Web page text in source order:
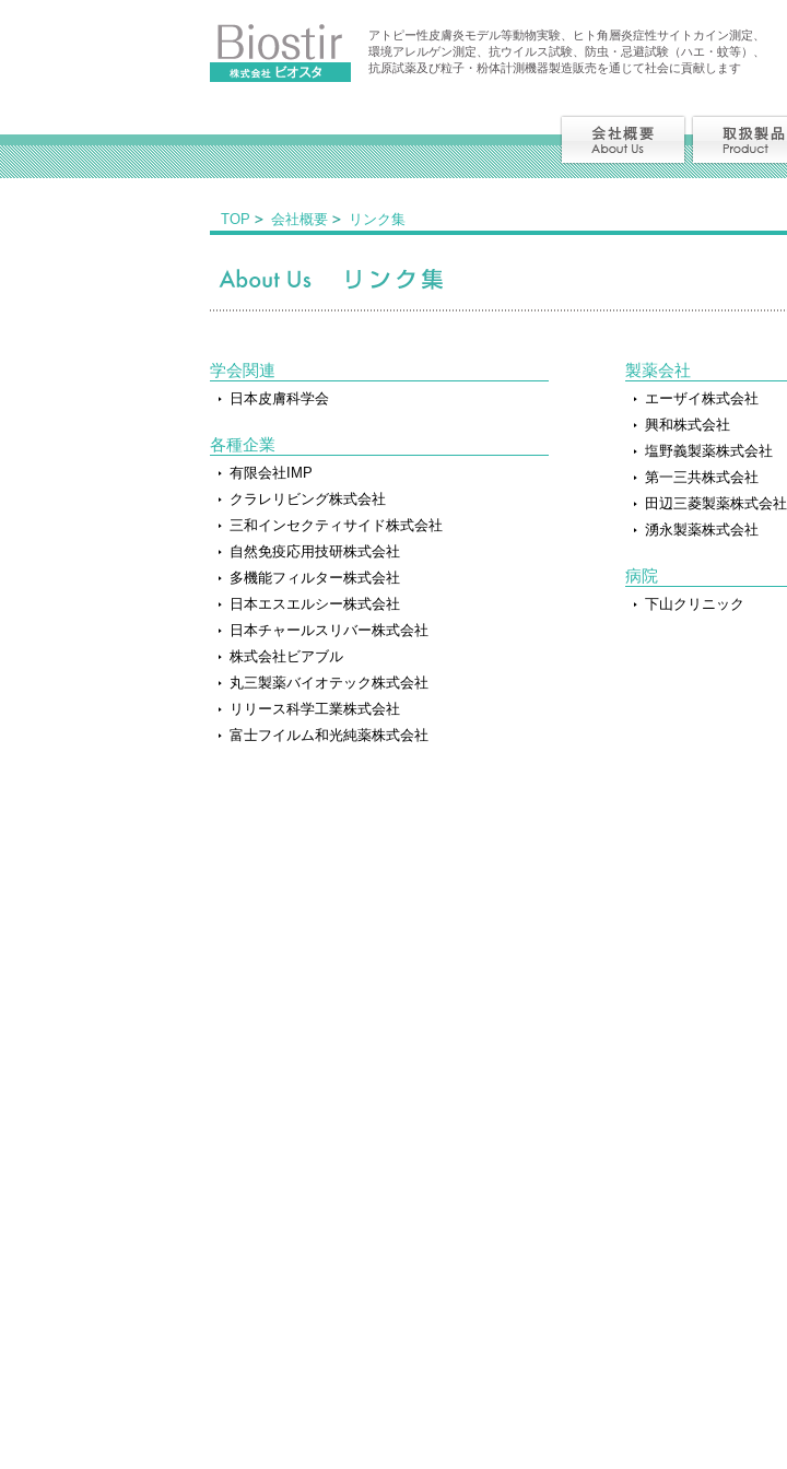
アトピー性皮膚炎モデル等動物実験、ヒト角層炎症性サイトカイン測定、
環境アレルゲン測定、抗ウイルス試験、防虫・忌避試験（ハエ・蚊等）、
抗原試薬及び粒子・粉体計測機器製造販売を通じて社会に貢献します
TOP 会社概要 リンク集
学会関連
日本皮膚科学会
各種企業
有限会社IMP
クラレリビング株式会社
三和インセクティサイド株式会社
自然免疫応用技研株式会社
多機能フィルター株式会社
日本エスエルシー株式会社
日本チャールスリバー株式会社
株式会社ビアブル
丸三製薬バイオテック株式会社
リリース科学工業株式会社
富士フイルム和光純薬株式会社
製薬会社
エーザイ株式会社
興和株式会社
塩野義製薬株式会社
第一三共株式会社
田辺三菱製薬株式会社
湧永製薬株式会社
病院
下山クリニック